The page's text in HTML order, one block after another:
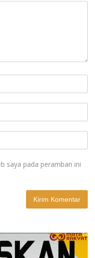
saya pada peramban ini